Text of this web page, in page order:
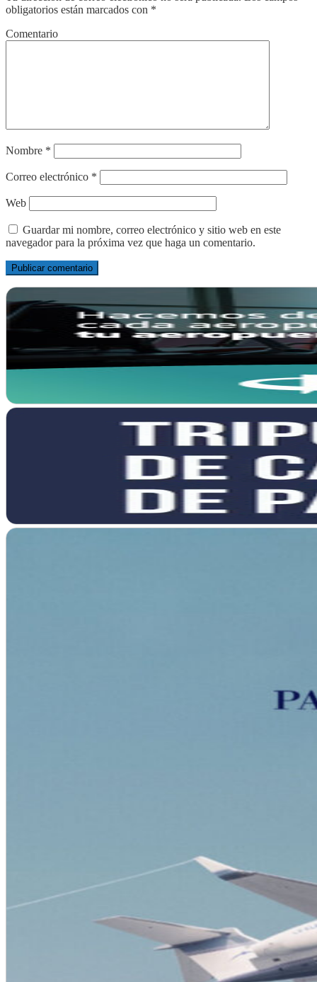
obligatorios están marcados con *
Comentario
Nombre *
Correo electrónico *
Web
Guardar mi nombre, correo electrónico y sitio web en este
navegador para la próxima vez que haga un comentario.